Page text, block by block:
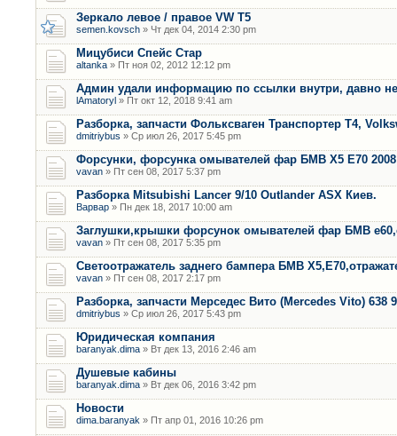
Зеркало левое / правое VW T5
semen.kovsch » Чт дек 04, 2014 2:30 pm
Мицубиси Спейс Стар
altanka » Пт ноя 02, 2012 12:12 pm
Админ удали информацию по ссылки внутри, давно не
lAmatoryl » Пт окт 12, 2018 9:41 am
Разборка, запчасти Фольксваген Транспортер Т4,
dmitriybus » Ср июл 26, 2017 5:45 pm
Форсунки, форсунка омывателей фар БМВ Х5 Е70 2008
vavan » Пт сен 08, 2017 5:37 pm
Разборка Mitsubishi Lancer 9/10 Outlander ASX Киев.
Варвар » Пн дек 18, 2017 10:00 am
Заглушки,крышки форсунок омывателей фар БМВ
vavan » Пт сен 08, 2017 5:35 pm
Светоотражатель заднего бампера БМВ
vavan » Пт сен 08, 2017 2:17 pm
Разборка, запчасти Мерседес Вито (Mercedes Vito) 638
dmitriybus » Ср июл 26, 2017 5:43 pm
Юридическая компания
baranyak.dima » Вт дек 13, 2016 2:46 am
Душевые кабины
baranyak.dima » Вт дек 06, 2016 3:42 pm
Новости
dima.baranyak » Пт апр 01, 2016 10:26 pm